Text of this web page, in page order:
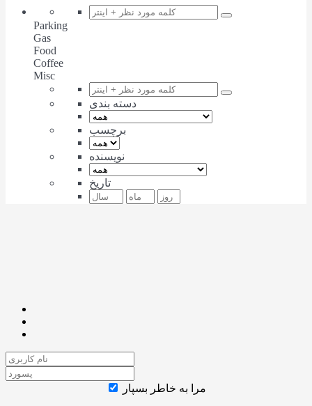
Parking
Gas
Food
Coffee
Misc
دسته بندی
برچسب
نویسنده
تاریخ
مرا به خاطر بسپار